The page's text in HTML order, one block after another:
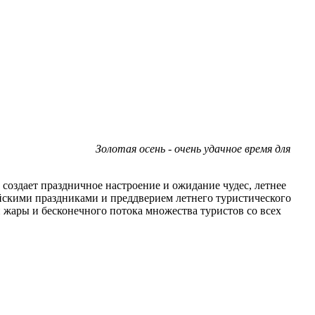
Золотая осень - очень удачное время для
праздничное настроение и ожидание чудес, летнее
праздниками и преддверием летнего туристического
и бесконечного потока множества туристов со всех